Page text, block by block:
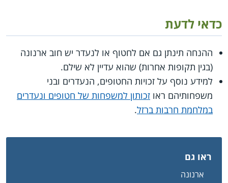
כדאי לדעת
ההנחה תינתן גם אם לחטוף או לנעדר יש חוב ארנונה
(בגין תקופות אחרות) שהוא עדיין לא שילם.
למידע נוסף על זכויות החטופים, הנעדרים ובני
משפחותיהם ראו זכותון למשפחות של חטופים ונעדרים
במלחמת חרבות ברזל.
ראו גם
ארנונה